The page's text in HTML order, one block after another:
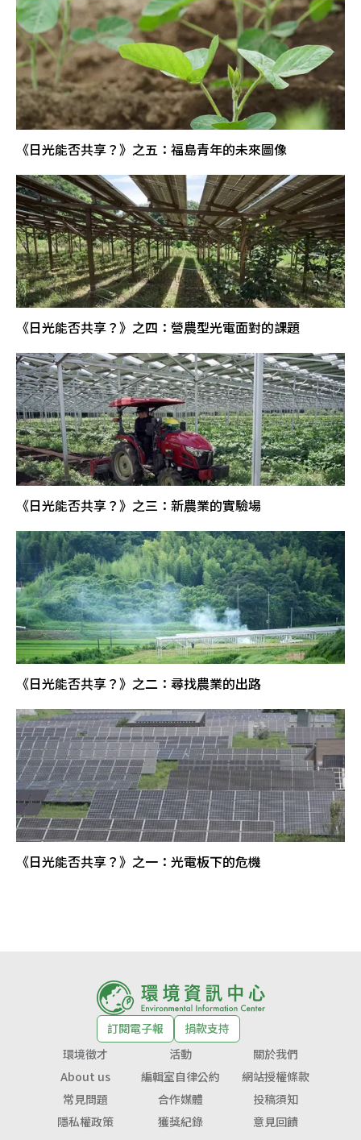
《日光能否共享？》之五：福島青年的未來圖像
《日光能否共享？》之四：營農型光電面對的課題
《日光能否共享？》之三：新農業的實驗場
《日光能否共享？》之二：尋找農業的出路
《日光能否共享？》之一：光電板下的危機
訂閱電子報
捐款支持
環境徵才
活動
關於我們
About us
編輯室自律公約
網站授權條款
常見問題
合作媒體
投稿須知
隱私權政策
獲獎紀錄 意見回饋